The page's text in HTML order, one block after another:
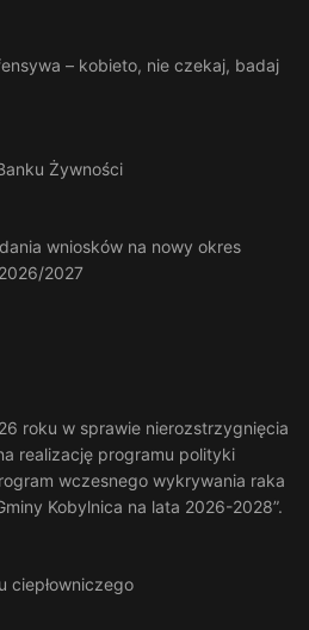
– kobieto, nie czekaj, badaj
Żywności
wniosków na nowy okres
2027
roku w sprawie nierozstrzygnięcia
realizację programu polityki
wczesnego wykrywania raka
Kobylnica na lata 2026-2028”.
ciepłowniczego